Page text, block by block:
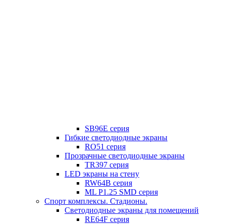
SB96E серия
Гибкие светодиодные экраны
RO51 серия
Прозрачные светодиодные экраны
TR397 серия
LED экраны на стену
RW64B серия
ML P1.25 SMD серия
Спорт комплексы. Стадионы.
Светодиодные экраны для помещений
RE64F серия